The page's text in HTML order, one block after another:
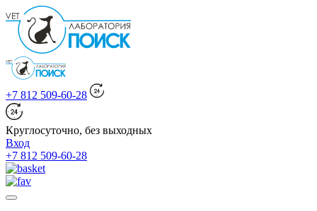
+7 812 509-60-28
Круглосуточно, без выходных
Вход
+7 812 509-60-28